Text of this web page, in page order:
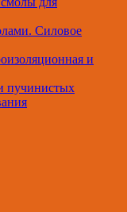
Силовое
и
пучинистых